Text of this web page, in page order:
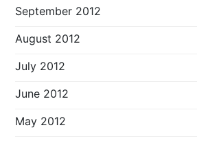
September 2012
August 2012
July 2012
June 2012
May 2012